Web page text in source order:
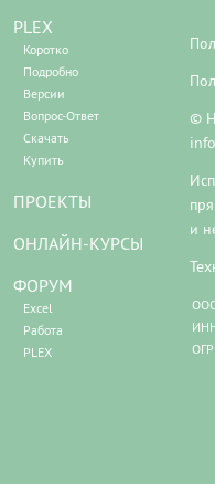
PLEX
Коротко
Подробно
Версии
Вопрос-Ответ
Скачать
Купить
ПРОЕКТЫ
ОНЛАЙН-КУРСЫ
ФОРУМ
Excel
Работа
PLEX
©
и